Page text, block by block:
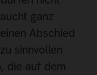
ganz
Abschied
sinnvollen
die auf dem